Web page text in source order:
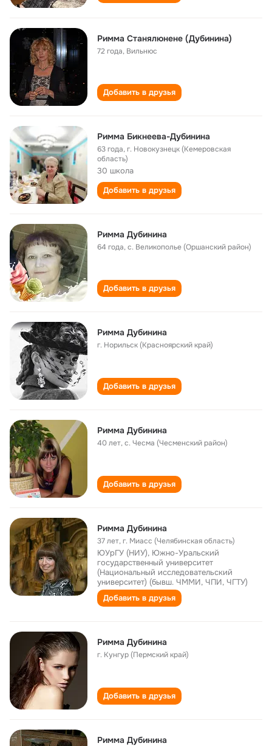
Римма Станялюнене (Дубинина)
72 года, Вильнюс
Добавить в друзья
Римма Бикнеева-Дубинина
63 года,г. Новокузнецк (Кемеровская
область)
30 школа
Добавить в друзья
Римма Дубинина
64 года,с. Великополье (Оршанский район)
Добавить в друзья
Римма Дубинина
г. Норильск (Красноярский край)
Добавить в друзья
Римма Дубинина
40 лет,с. Чесма (Чесменский район)
Добавить в друзья
Римма Дубинина
37 лет,г. Миасс (Челябинская область)
ЮУрГУ (НИУ), Южно-Уральский
государственный университет
(Национальный исследовательский
университет) (бывш. ЧММИ, ЧПИ, ЧГТУ)
Добавить в друзья
Римма Дубинина
г. Кунгур (Пермский край)
Добавить в друзья
Римма Дубинина